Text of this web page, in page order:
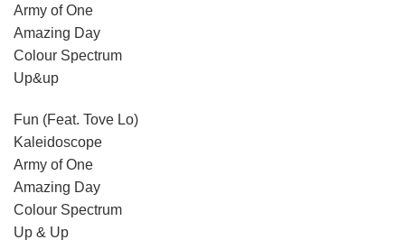
Army of One
Amazing Day
Colour Spectrum
Up&up
Fun (Feat. Tove Lo)
Kaleidoscope
Army of One
Amazing Day
Colour Spectrum
Up & Up